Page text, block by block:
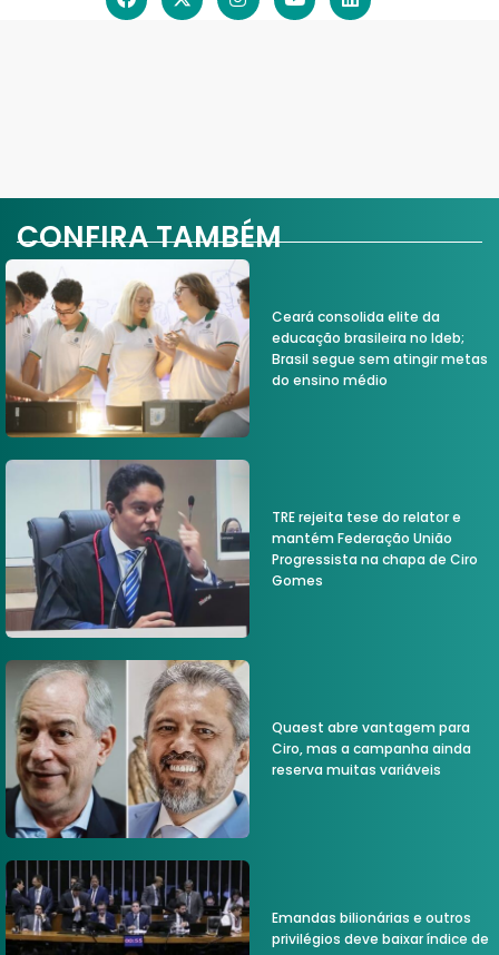
CONFIRA TAMBÉM
Ceará consolida elite da
educação brasileira no Ideb;
Brasil segue sem atingir metas
do ensino médio
TRE rejeita tese do relator e
mantém Federação União
Progressista na chapa de Ciro
Gomes
Quaest abre vantagem para
Ciro, mas a campanha ainda
reserva muitas variáveis
Emandas bilionárias e outros
privilégios deve baixar índice de